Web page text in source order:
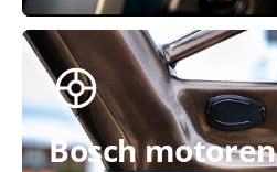
Bosch motoren